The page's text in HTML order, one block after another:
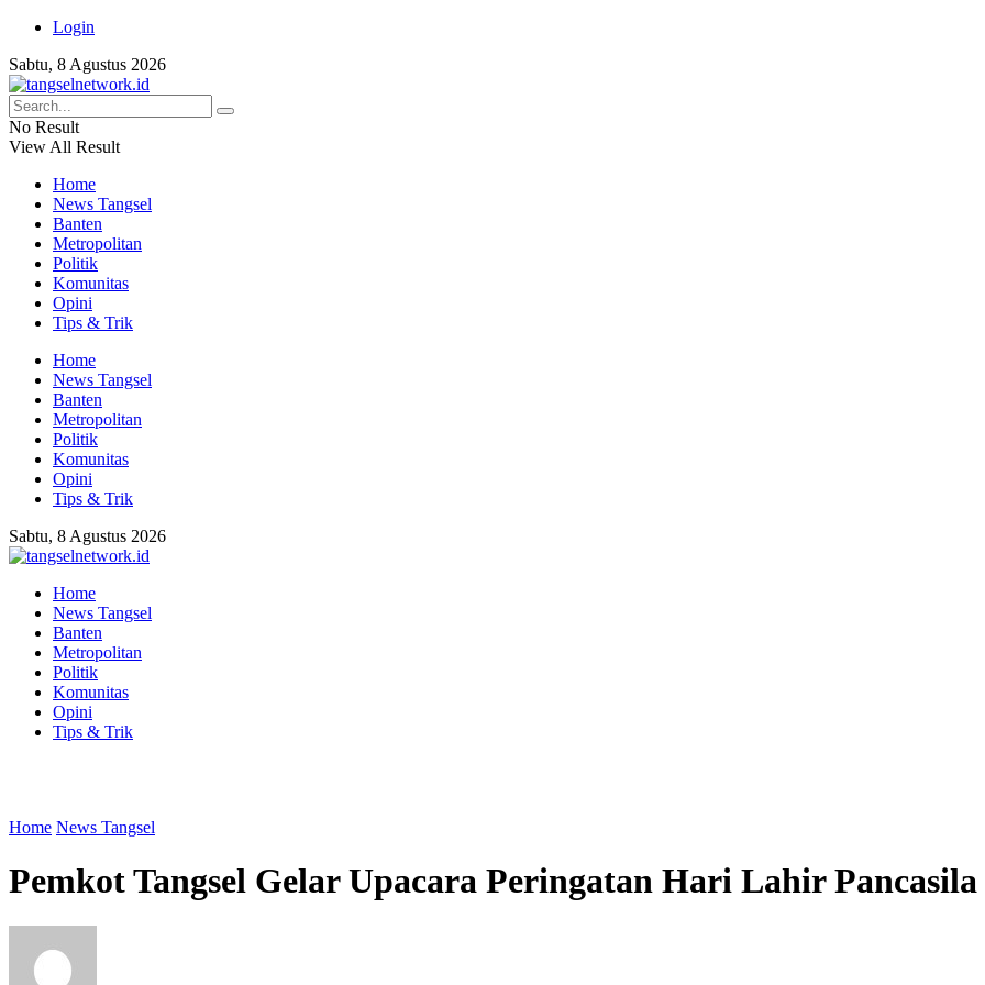
Login
Sabtu, 8 Agustus 2026
No Result
View All Result
Home
News Tangsel
Banten
Metropolitan
Politik
Komunitas
Opini
Tips & Trik
Home
News Tangsel
Banten
Metropolitan
Politik
Komunitas
Opini
Tips & Trik
Sabtu, 8 Agustus 2026
Home
News Tangsel
Banten
Metropolitan
Politik
Komunitas
Opini
Tips & Trik
Home News Tangsel
Pemkot Tangsel Gelar Upacara Peringatan Hari Lahir Pancasila